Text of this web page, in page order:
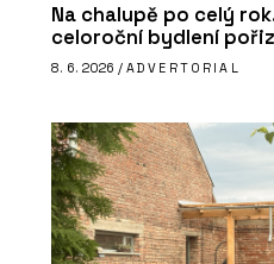
Na chalupě po celý
celoroční bydlení
8. 6. 2026 / ADVERTORIAL